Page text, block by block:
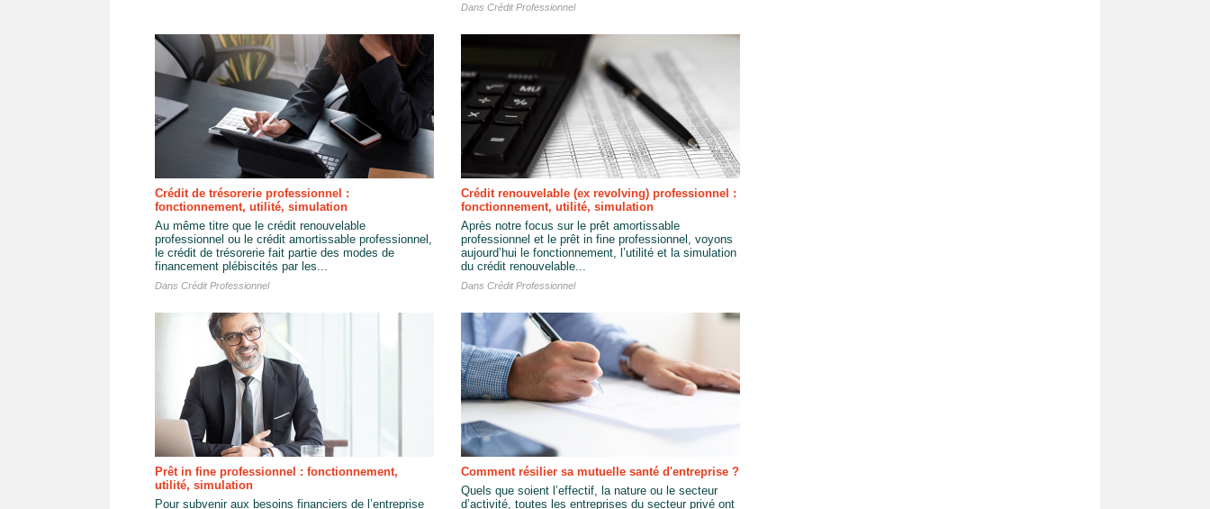
Dans Crédit Professionnel
Crédit de trésorerie professionnel :
fonctionnement, utilité, simulation
Au même titre que le crédit renouvelable
professionnel ou le crédit amortissable professionnel,
le crédit de trésorerie fait partie des modes de
financement plébiscités par les...
Dans Crédit Professionnel
Crédit renouvelable (ex revolving) professionnel :
fonctionnement, utilité, simulation
Après notre focus sur le prêt amortissable
professionnel et le prêt in fine professionnel, voyons
aujourd’hui le fonctionnement, l’utilité et la simulation
du crédit renouvelable...
Dans Crédit Professionnel
Prêt in fine professionnel : fonctionnement,
utilité, simulation
Pour subvenir aux besoins financiers de l’entreprise
Comment résilier sa mutuelle santé d'entreprise ?
Quels que soient l’effectif, la nature ou le secteur
d’activité, toutes les entreprises du secteur privé ont